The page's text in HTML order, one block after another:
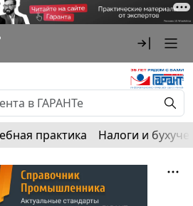
практика Налоги и